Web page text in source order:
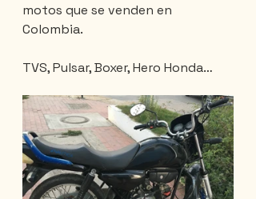
motos que se venden en
Colombia.
TVS, Pulsar, Boxer, Hero Honda…